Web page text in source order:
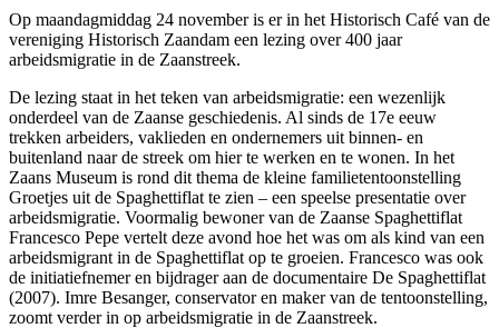
Op maandagmiddag 24 november is er in het Historisch Café van de
vereniging Historisch Zaandam een lezing over 400 jaar
arbeidsmigratie in de Zaanstreek.
De lezing staat in het teken van arbeidsmigratie: een wezenlijk
onderdeel van de Zaanse geschiedenis. Al sinds de 17e eeuw
trekken arbeiders, vaklieden en ondernemers uit binnen- en
buitenland naar de streek om hier te werken en te wonen. In het
Zaans Museum is rond dit thema de kleine familietentoonstelling
Groetjes uit de Spaghettiflat te zien – een speelse presentatie over
arbeidsmigratie. Voormalig bewoner van de Zaanse Spaghettiflat
Francesco Pepe vertelt deze avond hoe het was om als kind van een
arbeidsmigrant in de Spaghettiflat op te groeien. Francesco was ook
de initiatiefnemer en bijdrager aan de documentaire De Spaghettiflat
(2007). Imre Besanger, conservator en maker van de tentoonstelling,
zoomt verder in op arbeidsmigratie in de Zaanstreek.